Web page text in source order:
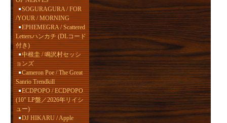
SOGURAGURA / FOR
/YOUR / MORNING
EPHEMEGRA / Scattered
Lettersハンカチ (DLコード
付き)
中根圭 / 鳴沢村セッシ
ョンズ
Cameron Poe / The Great
Sanrio Trendkill
ECDPOPO / ECDPOPO
(10" LP盤／2026年リイシ
ュー)
DJ HIKARU / Apple